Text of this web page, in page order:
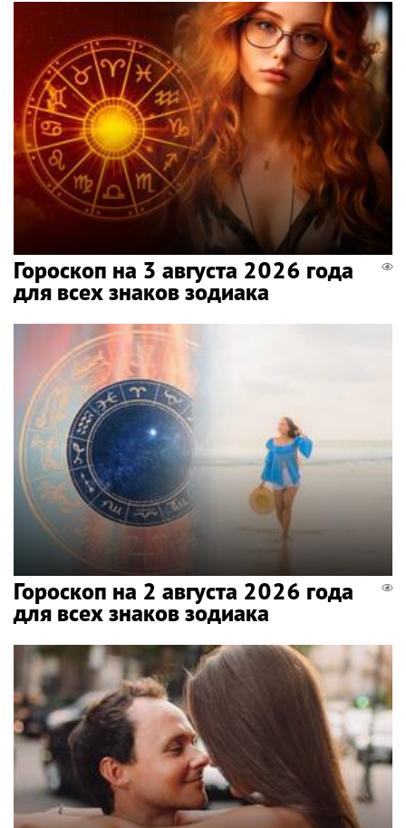
Гороскоп на 3 августа 2026 года
для всех знаков зодиака
Гороскоп на 2 августа 2026 года
для всех знаков зодиака